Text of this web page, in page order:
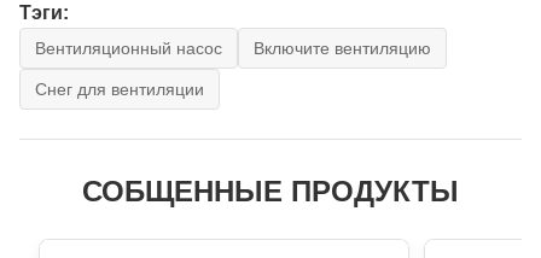
Тэги:
Вентиляционный насос Включите вентиляцию
Снег для вентиляции
СОБЩЕННЫЕ ПРОДУКТЫ